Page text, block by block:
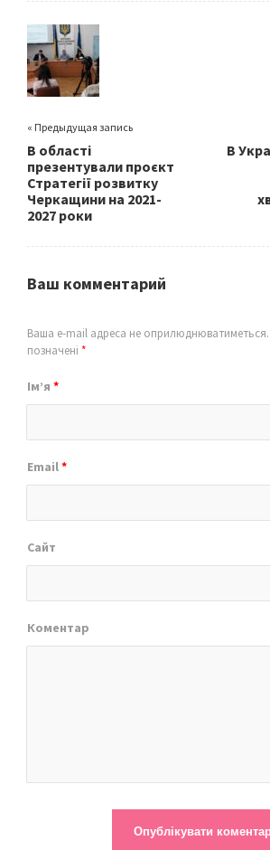
o
o
k
er
« Предыдущая запись
В області
презентували проєкт
Стратегії розвитку
Черкащини на 2021-
2027 роки
В
Ваш комментарий
Ваша e-mail адреса не оприлюднюватиметься.
позначені *
Ім’я *
Email*
Сайт
Коментар